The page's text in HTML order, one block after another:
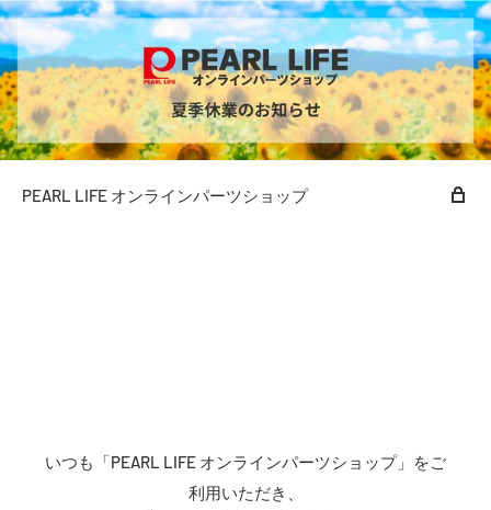
PEARL LIFE オンラインパーツショップ
いつも「PEARL LIFE オンラインパーツショップ」をご
利用いただき、